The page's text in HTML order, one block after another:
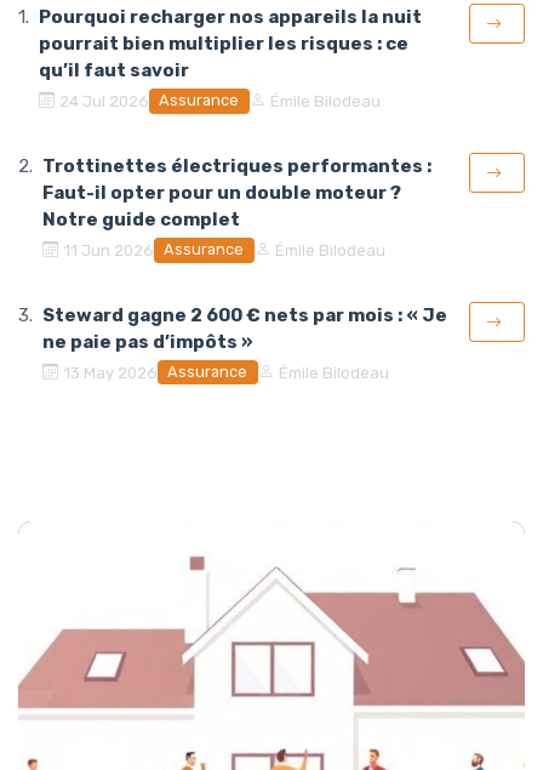
Pourquoi recharger nos appareils la nuit
pourrait bien multiplier les risques : ce
qu’il faut savoir
24 Jul 2026 Assurance Émile Bilodeau
Trottinettes électriques performantes :
Faut-il opter pour un double moteur ?
Notre guide complet
11 Jun 2026 Assurance Émile Bilodeau
Steward gagne 2 600 € nets par mois : « Je
ne paie pas d’impôts »
13 May 2026 Assurance Émile Bilodeau